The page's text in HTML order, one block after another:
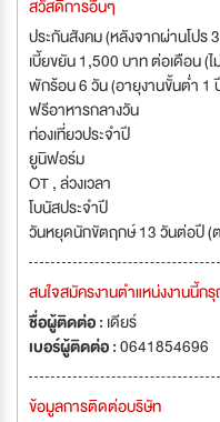
สวัสดิการอื่นๆ
ประกันสังคม (หลังจากผ่านโปร
เบี้ยขยัน 1,500 บาท ต่อเดือน (
พักร้อน 6 วัน (อายุงานขั้นต่ำ 1
ฟรีอาหารกลางวัน
ท่องเที่ยวประจำปี
ยูนิฟอร์ม
OT , ล่วงเวลา
โบนัสประจำปี
วันหยุดนักขัตฤกษ์ 13 วันต่อปี (
สนใจสมัครงานตำแหน่งงานนี้
ชื่อผู้ติดต่อ : เดียร์
เบอร์ผู้ติดต่อ :0641854696
ข้อมูลการติดต่อบริษัท